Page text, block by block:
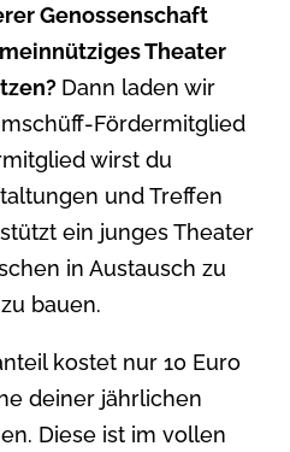
Genossenschaft
Theater
Dann laden wir
Fördermitglied
wirst du
und Treffen
ein junges Theater
in Austausch zu
bauen.
kostet nur 10 Euro
deiner jährlichen
Diese ist im vollen